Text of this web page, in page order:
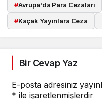
#Avrupa'da Para Cezaları
#Kaçak Yayınlara Ceza
Bir Cevap Yaz
E-posta adresiniz
* ile işaretlenmişlerdir